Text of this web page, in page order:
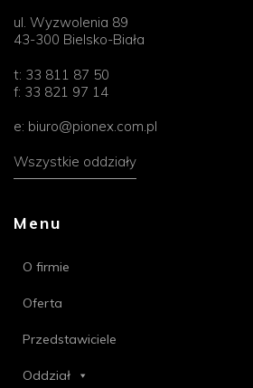
ul. Wyzwolenia 89
43-300 Bielsko-Biała
t: 33 811 87 50
f: 33 821 97 14
e: biuro@pionex.com.pl
Wszystkie oddziały
Menu
O firmie
Oferta
Przedstawiciele
Oddział